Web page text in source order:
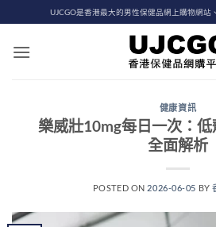
to
content
UJCGO是香港最大的男性保健品網上購物網站
健康資訊
樂威壯10mg每日一次：
全面解析
POSTED ON 2026-06-05 BY